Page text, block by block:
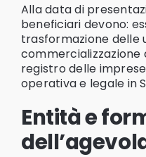
Alla data di
beneficiari devono:
trasformazione delle
commercializzazione
registro delle
operativa e legale in
Entità e